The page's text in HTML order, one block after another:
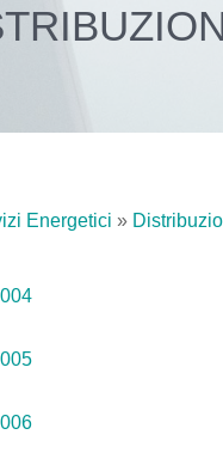
Energetici »